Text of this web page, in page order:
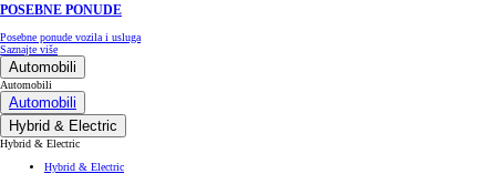
POSEBNE PONUDE
Posebne ponude vozila i usluga
Saznajte više
Automobili
Automobili
Automobili
Hybrid & Electric
Hybrid & Electric
Hybrid & Electric